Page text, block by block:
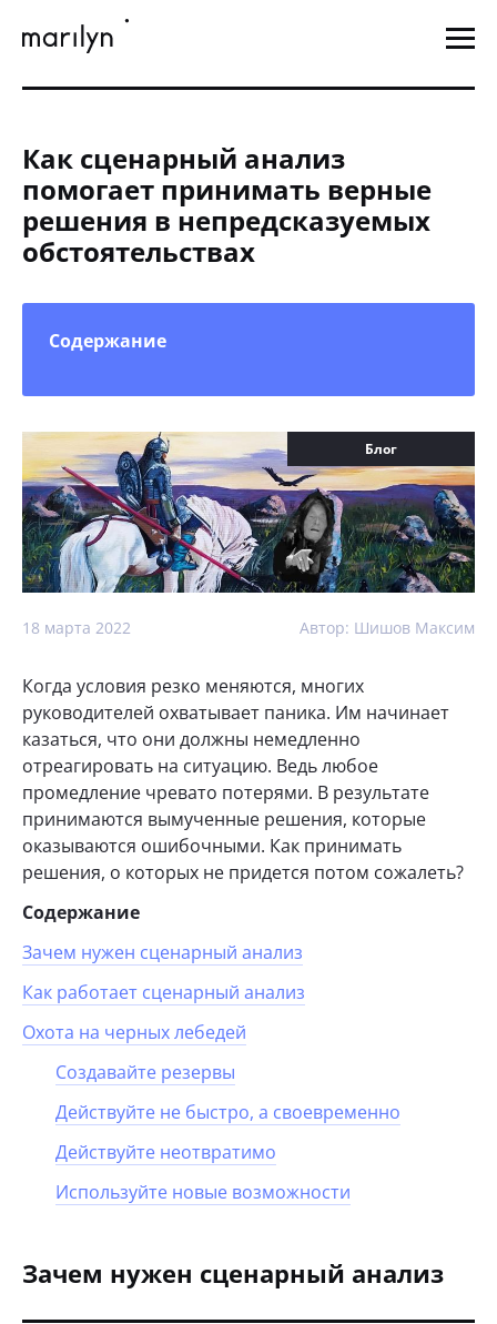
Как сценарный анализ
помогает принимать верные
решения в непредсказуемых
обстоятельствах
Содержание
Блог
18 марта 2022 Автор: Шишов Максим
Когда условия резко меняются, многих
руководителей охватывает паника. Им начинает
казаться, что они должны немедленно
отреагировать на ситуацию. Ведь любое
промедление чревато потерями. В результате
принимаются вымученные решения, которые
оказываются ошибочными. Как принимать
решения, о которых не придется потом сожалеть?
Содержание
Зачем нужен сценарный анализ
Как работает сценарный анализ
Охота на черных лебедей
Создавайте резервы
Действуйте не быстро, а своевременно
Действуйте неотвратимо
Используйте новые возможности
Зачем нужен сценарный анализ